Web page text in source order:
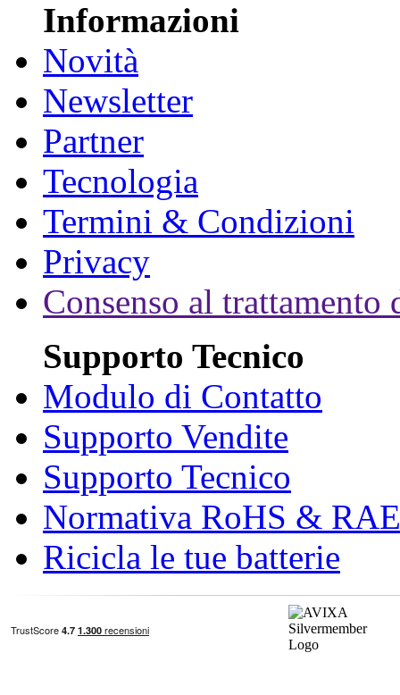
Informazioni
Novità
Newsletter
Partner
Tecnologia
Termini & Condizioni
Privacy
Consenso al trattamento
Supporto Tecnico
Modulo di Contatto
Supporto Vendite
Supporto Tecnico
Normativa RoHS &
Ricicla le tue batterie